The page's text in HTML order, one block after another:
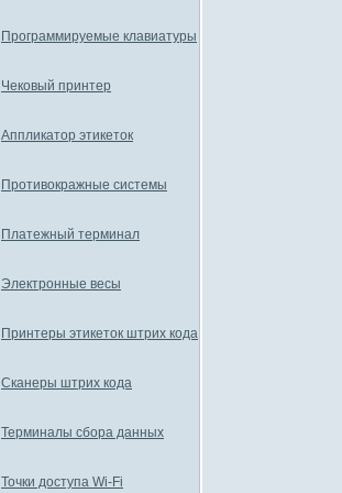
Программируемые клавиатуры
Чековый принтер
Аппликатор этикеток
Противокражные системы
Платежный терминал
Электронные весы
Принтеры этикеток штрих кода
Сканеры штрих кода
Терминалы сбора данных
Точки доступа Wi-Fi